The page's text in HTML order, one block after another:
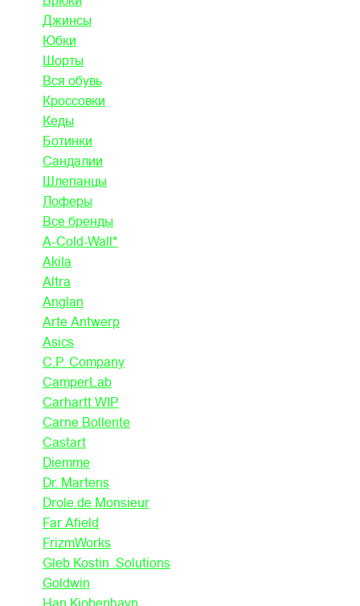
Джинсы
Юбки
Шорты
Вся обувь
Кроссовки
Кеды
Ботинки
Сандалии
Шлепанцы
Лоферы
Все бренды
A-Cold-Wall*
Akila
Altra
Anglan
Arte Antwerp
Asics
C.P. Company
CamperLab
Carhartt WIP
Carne Bollente
Castart
Diemme
Dr. Martens
Drole de Monsieur
Far Afield
FrizmWorks
Gleb Kostin .Solutions
Goldwin